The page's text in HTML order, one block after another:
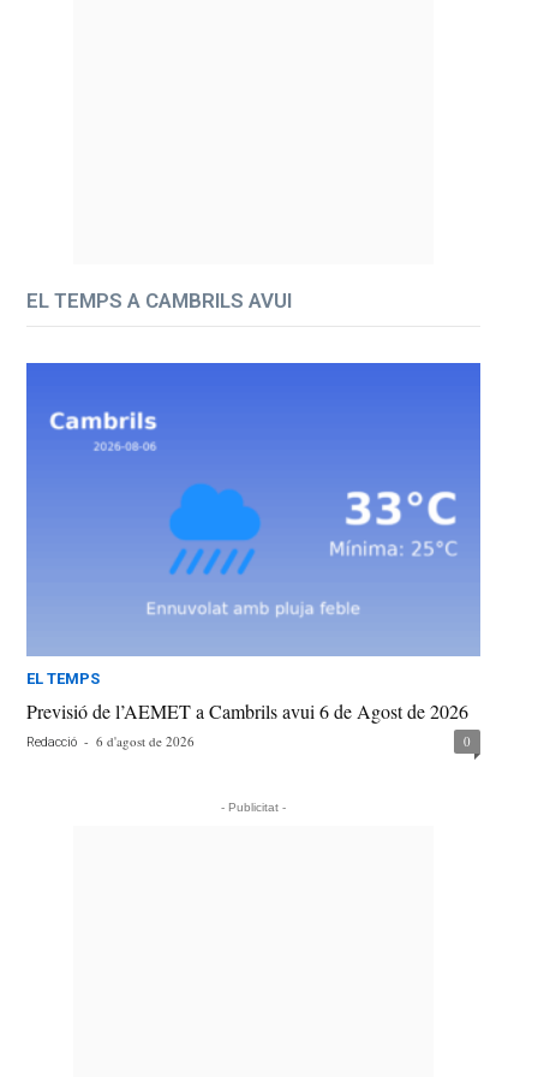
EL TEMPS A CAMBRILS AVUI
EL TEMPS
Previsió de l’AEMET a Cambrils avui 6 de Agost de 2026
Redacció - 6 d'agost de 2026 0
- Publicitat -